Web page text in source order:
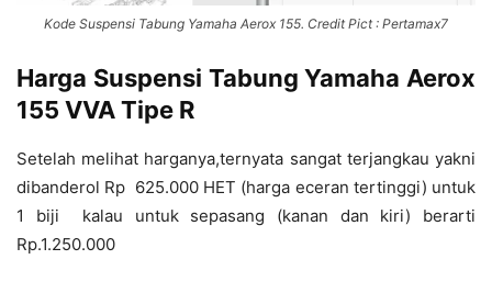
Kode Suspensi Tabung Yamaha Aerox 155. Credit Pict : Pertamax7
Harga Suspensi Tabung Yamaha Aerox
155 VVA Tipe R
Setelah melihat harganya,ternyata sangat terjangkau yakni
dibanderol Rp 625.000 HET (harga eceran tertinggi) untuk
1 biji kalau untuk sepasang (kanan dan kiri) berarti
Rp.1.250.000